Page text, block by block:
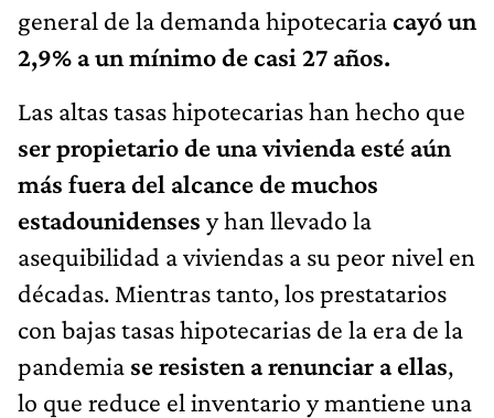
general de la demanda hipotecariacayó un
2,9% a un mínimo de casi 27 años.
Las altas tasas hipotecarias han hecho que
ser propietario de una vivienda esté aún
más fuera del alcance de muchos
estadounidenses y han llevado la
asequibilidad a viviendas a su peor nivel en
décadas. Mientras tanto, los prestatarios
con bajas tasas hipotecarias de la era de la
pandemia se resisten a renunciar a ellas,
lo que reduce el inventario y mantiene una